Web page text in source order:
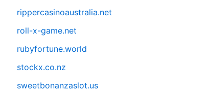
rippercasinoaustralia.net
roll-x-game.net
rubyfortune.world
stockx.co.nz
sweetbonanzaslot.us